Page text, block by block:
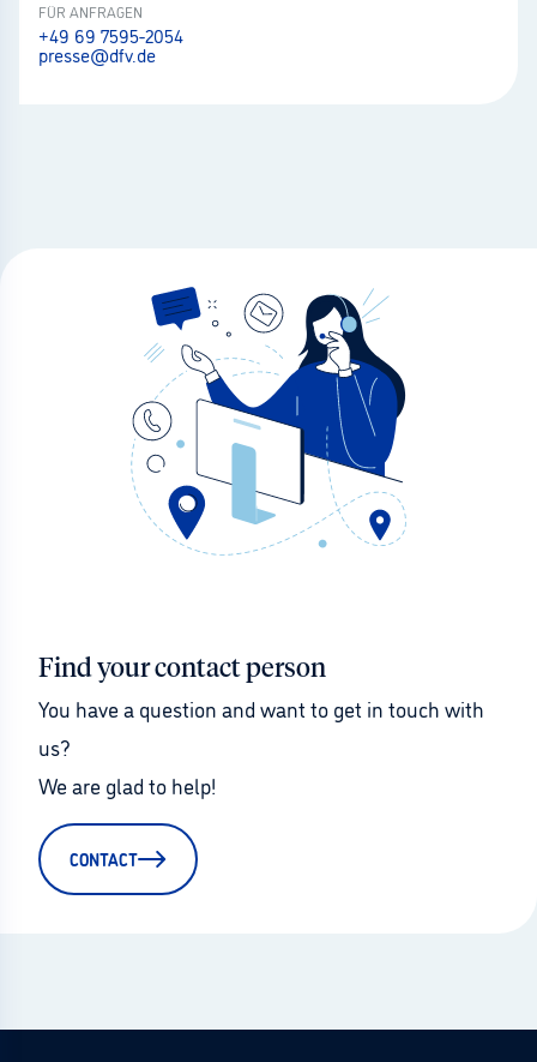
FÜR ANFRAGEN
+49 69 7595-2054
presse@dfv.de
Find your contact person
You have a question and want to get in touch with
us?
We are glad to help!
CONTACT